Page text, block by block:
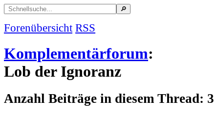
Forenübersicht RSS
Komplementärforum:
Lob der Ignoranz
Anzahl Beiträge in diesem Thread: 3